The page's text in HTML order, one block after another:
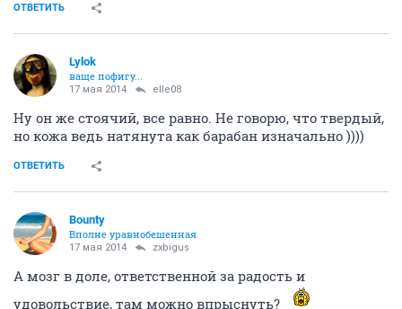
ОТВЕТИТЬ
Lylok
ваще пофигу...
17 мая 2014 elle08
Ну он же стоячий, все равно. Не говорю, что твердый,
но кожа ведь натянута как барабан изначально ))))
ОТВЕТИТЬ
Bounty
Вполне уравнобешенная
17 мая 2014 zxbigus
А мозг в доле, ответственной за радость и
удовольствие, там можно впрыснуть?